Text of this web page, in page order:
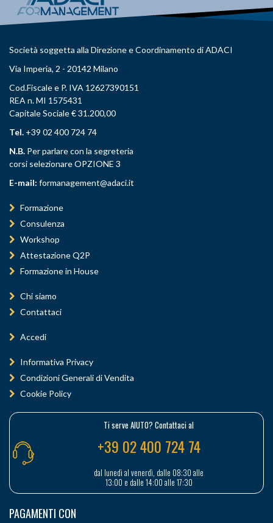
Società soggetta alla Direzione e Coordinamento di ADACI
Via Imperia, 2 - 20142 Milano
Cod.Fiscale e P. IVA 12627390151
REA n. MI 1575431
Capitale Sociale € 31.200,00
Tel. +39 02 400 724 74
N.B. Per parlare con la segreteria
corsi selezionare OPZIONE 3
E-mail: formanagement@adaci.it
Formazione
Consulenza
Workshop
Attestazione Q2P
Formazione in House
Chi siamo
Contattaci
Accedi
Informativa Privacy
Condizioni Generali di Vendita
Cookie Policy
Ti serve AIUTO? Contattaci al
+39 02 400 724 74
dal lunedì al venerdì, dalle 08:30 alle
13:00 e dalle 14:00 alle 17:30
PAGAMENTI CON